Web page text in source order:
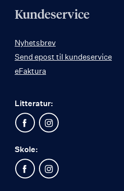
Kundeservice
Nyhetsbrev
Send epost til kundeservice
eFaktura
Litteratur:
Skole: